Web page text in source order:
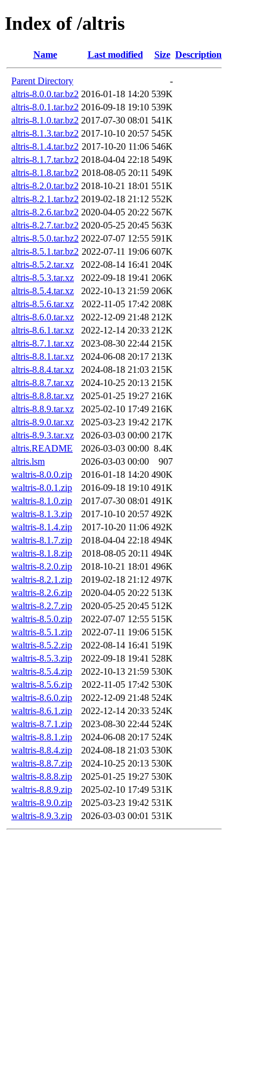
Index of /altris
Name Last modified Size Description
Parent Directory
-
altris-8.0.0.tar.bz2 2016-01-18 14:20 539K
altris-8.0.1.tar.bz2 2016-09-18 19:10 539K
altris-8.1.0.tar.bz2 2017-07-30 08:01 541K
altris-8.1.3.tar.bz2 2017-10-10 20:57 545K
altris-8.1.4.tar.bz2 2017-10-20 11:06 546K
altris-8.1.7.tar.bz2 2018-04-04 22:18 549K
altris-8.1.8.tar.bz2 2018-08-05 20:11 549K
altris-8.2.0.tar.bz2 2018-10-21 18:01 551K
altris-8.2.1.tar.bz2 2019-02-18 21:12 552K
altris-8.2.6.tar.bz2 2020-04-05 20:22 567K
altris-8.2.7.tar.bz2 2020-05-25 20:45 563K
altris-8.5.0.tar.bz2 2022-07-07 12:55 591K
altris-8.5.1.tar.bz2 2022-07-11 19:06 607K
altris-8.5.2.tar.xz
2022-08-14 16:41 204K
altris-8.5.3.tar.xz
2022-09-18 19:41 206K
altris-8.5.4.tar.xz
2022-10-13 21:59 206K
altris-8.5.6.tar.xz
2022-11-05 17:42 208K
altris-8.6.0.tar.xz
2022-12-09 21:48 212K
altris-8.6.1.tar.xz
2022-12-14 20:33 212K
altris-8.7.1.tar.xz
2023-08-30 22:44 215K
altris-8.8.1.tar.xz
2024-06-08 20:17 213K
altris-8.8.4.tar.xz
2024-08-18 21:03 215K
altris-8.8.7.tar.xz
2024-10-25 20:13 215K
altris-8.8.8.tar.xz
2025-01-25 19:27 216K
altris-8.8.9.tar.xz
2025-02-10 17:49 216K
altris-8.9.0.tar.xz
2025-03-23 19:42 217K
altris-8.9.3.tar.xz
2026-03-03 00:00 217K
altris.README
2026-03-03 00:00 8.4K
altris.lsm
2026-03-03 00:00
907
waltris-8.0.0.zip
2016-01-18 14:20 490K
waltris-8.0.1.zip
2016-09-18 19:10 491K
waltris-8.1.0.zip
2017-07-30 08:01 491K
waltris-8.1.3.zip
2017-10-10 20:57 492K
waltris-8.1.4.zip
2017-10-20 11:06 492K
waltris-8.1.7.zip
2018-04-04 22:18 494K
waltris-8.1.8.zip
2018-08-05 20:11 494K
waltris-8.2.0.zip
2018-10-21 18:01 496K
waltris-8.2.1.zip
2019-02-18 21:12 497K
waltris-8.2.6.zip
2020-04-05 20:22 513K
waltris-8.2.7.zip
2020-05-25 20:45 512K
waltris-8.5.0.zip
2022-07-07 12:55 515K
waltris-8.5.1.zip
2022-07-11 19:06 515K
waltris-8.5.2.zip
2022-08-14 16:41 519K
waltris-8.5.3.zip
2022-09-18 19:41 528K
waltris-8.5.4.zip
2022-10-13 21:59 530K
waltris-8.5.6.zip
2022-11-05 17:42 530K
waltris-8.6.0.zip
2022-12-09 21:48 524K
waltris-8.6.1.zip
2022-12-14 20:33 524K
waltris-8.7.1.zip
2023-08-30 22:44 524K
waltris-8.8.1.zip
2024-06-08 20:17 524K
waltris-8.8.4.zip
2024-08-18 21:03 530K
waltris-8.8.7.zip
2024-10-25 20:13 530K
waltris-8.8.8.zip
2025-01-25 19:27 530K
waltris-8.8.9.zip
2025-02-10 17:49 531K
waltris-8.9.0.zip
2025-03-23 19:42 531K
waltris-8.9.3.zip
2026-03-03 00:01 531K